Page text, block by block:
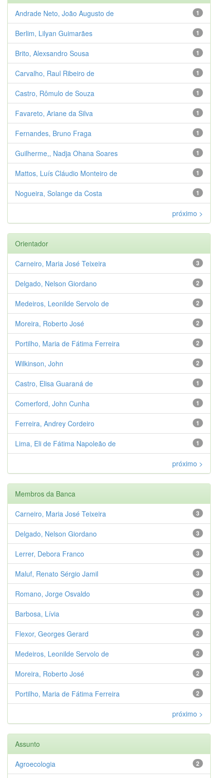
1
Andrade Neto, João Augusto de
1
Berlim, Lilyan Guimarães
1
Brito, Alexsandro Sousa
1
Carvalho, Raul Ribeiro de
1
Castro, Rômulo de Souza
1
Favareto, Ariane da Silva
1
Fernandes, Bruno Fraga
1
Guilherme,, Nadja Ohana Soares
1
Mattos, Luís Cláudio Monteiro de
1
Nogueira, Solange da Costa
próximo >
Orientador
3
Carneiro, Maria José Teixeira
2
Delgado, Nelson Giordano
2
Medeiros, Leonilde Servolo de
2
Moreira, Roberto José
2
Portilho, Maria de Fátima Ferreira
2
Wilkinson, John
1
Castro, Elisa Guaraná de
1
Comerford, John Cunha
1
Ferreira, Andrey Cordeiro
1
Lima, Eli de Fátima Napoleão de
próximo >
Membros da Banca
3
Carneiro, Maria José Teixeira
3
Delgado, Nelson Giordano
3
Lerrer, Debora Franco
3
Maluf, Renato Sérgio Jamil
3
Romano, Jorge Osvaldo
2
Barbosa, Lívia
2
Flexor, Georges Gerard
2
Medeiros, Leonilde Servolo de
2
Moreira, Roberto José
2
Portilho, Maria de Fátima Ferreira
próximo >
Assunto
2
Agroecologia